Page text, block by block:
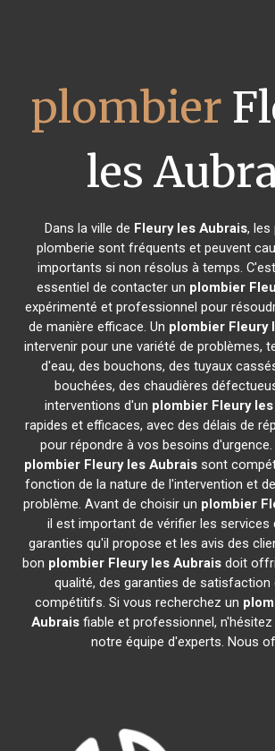
plombier
les
Dans la ville de Fleury les Aubrais, les
plomberie sont fréquents et peuvent
importants si non résolus à temps.
essentiel de contacter un plombier
expérimenté et professionnel pour
de manière efficace. Un plombier Fleury
intervenir pour une variété de problèmes,
d'eau, des bouchons, des tuyaux
bouchées, des chaudières
interventions d'un plombier Fleury
rapides et efficaces, avec des délais de
pour répondre à vos besoins
plombier Fleury les Aubrais sont
fonction de la nature de l'intervention et
problème. Avant de choisir un plombier
il est important de vérifier les services
garanties qu'il propose et les avis des
bon plombier Fleury les Aubrais doit
qualité, des garanties de
compétitifs. Si vous recherchez un
Aubraisfiable et professionnel,
notre équipe d'experts. Nous